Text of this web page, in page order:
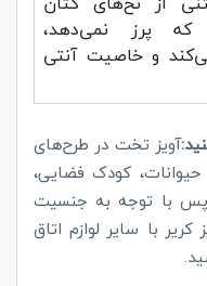
که پرز نمی‌دهد،
و خاصیت آنتی
آویز تخت در طرح‌های
کودک فضایی،
پس با توجه به جنسیت
با سایر لوازم اتاق